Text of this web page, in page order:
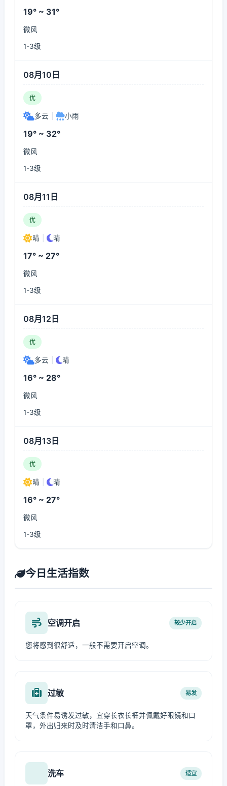
19° ~ 31°
微风
1-3级
08月10日
优
多云 小雨
19° ~ 32°
微风
1-3级
08月11日
优
晴 晴
17° ~ 27°
微风
1-3级
08月12日
优
多云 晴
16° ~ 28°
微风
1-3级
08月13日
优
晴 晴
16° ~ 27°
微风
1-3级
今日生活指数
空调开启 较少开启
您将感到很舒适，一般不需要开启空调。
过敏 易发
天气条件易诱发过敏，宜穿长衣长裤并佩戴好眼镜和口
罩，外出归来时及时清洁手和口鼻。
洗车 适宜